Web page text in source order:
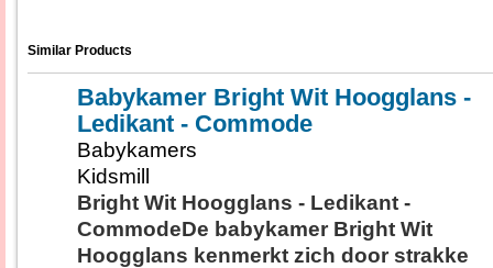
Similar Products
Babykamer Bright Wit Hoogglans -
Ledikant - Commode
Babykamers
Kidsmill
Bright Wit Hoogglans - Ledikant -
CommodeDe babykamer Bright Wit
Hoogglans kenmerkt zich door strakke